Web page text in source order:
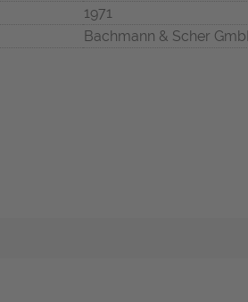
1971
Bachmann & Scher